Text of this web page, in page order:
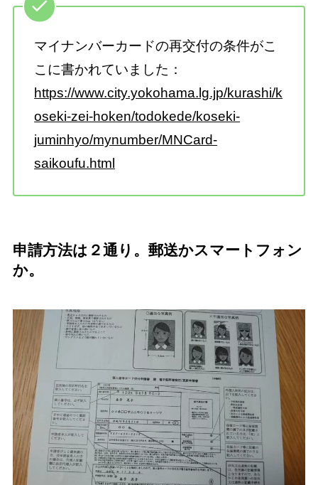
マイナンバーカードの再交付の条件がこ
こに書かれていました：
https://www.city.yokohama.lg.jp/kurashi/k
oseki-zei-hoken/todokede/koseki-
juminhyo/mynumber/MNCard-
saikoufu.html
申請方法は２通り。郵送かスマートフォン
か。